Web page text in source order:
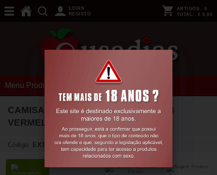
LOGIN
REGISTO
ARTIGOS: 0
TOTAL: € 0,00
Menu Produtos
CAMISA DE NOITE E TANGA CR-3884
VERMELHA
36-38 S/M
Código: EX10246